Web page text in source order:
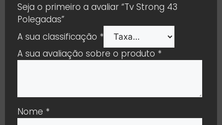
Seja o primeiro a avaliar “Tv Strong 43
Polegadas”
A sua classificação *
A sua avaliação sobre o produto *
Nome *